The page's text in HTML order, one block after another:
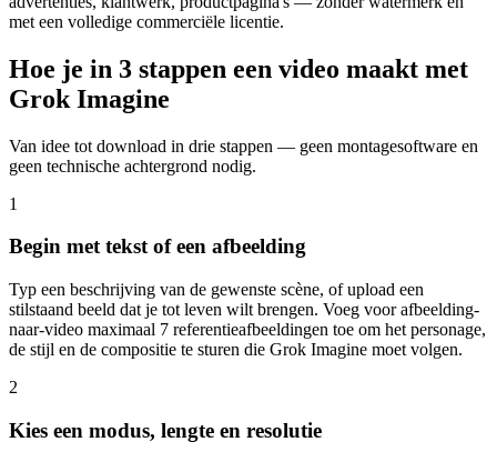
met een volledige commerciële licentie.
Hoe je in 3 stappen een video maakt met
Grok Imagine
Van idee tot download in drie stappen — geen montagesoftware en
geen technische achtergrond nodig.
1
Begin met tekst of een afbeelding
Typ een beschrijving van de gewenste scène, of upload een
stilstaand beeld dat je tot leven wilt brengen. Voeg voor afbeelding-
naar-video maximaal 7 referentieafbeeldingen toe om het personage,
de stijl en de compositie te sturen die Grok Imagine moet volgen.
2
Kies een modus, lengte en resolutie